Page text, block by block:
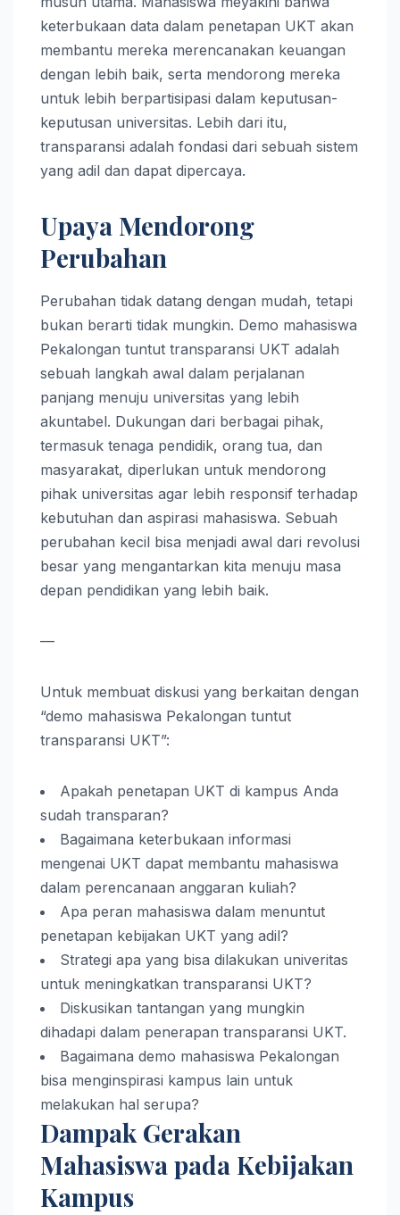
keterbukaan data dalam penetapan UKT akan
membantu mereka merencanakan keuangan
dengan lebih baik, serta mendorong mereka
untuk lebih berpartisipasi dalam keputusan-
keputusan universitas. Lebih dari itu,
transparansi adalah fondasi dari sebuah sistem
yang adil dan dapat dipercaya.
Upaya Mendorong
Perubahan
Perubahan tidak datang dengan mudah, tetapi
bukan berarti tidak mungkin. Demo mahasiswa
Pekalongan tuntut transparansi UKT adalah
sebuah langkah awal dalam perjalanan
panjang menuju universitas yang lebih
akuntabel. Dukungan dari berbagai pihak,
termasuk tenaga pendidik, orang tua, dan
masyarakat, diperlukan untuk mendorong
pihak universitas agar lebih responsif terhadap
kebutuhan dan aspirasi mahasiswa. Sebuah
perubahan kecil bisa menjadi awal dari revolusi
besar yang mengantarkan kita menuju masa
depan pendidikan yang lebih baik.
—
Untuk membuat diskusi yang berkaitan dengan
“demo mahasiswa Pekalongan tuntut
transparansi UKT”:
Apakah penetapan UKT di kampus Anda
sudah transparan?
Bagaimana keterbukaan informasi
mengenai UKT dapat membantu mahasiswa
dalam perencanaan anggaran kuliah?
Apa peran mahasiswa dalam menuntut
penetapan kebijakan UKT yang adil?
Strategi apa yang bisa dilakukan univeritas
untuk meningkatkan transparansi UKT?
Diskusikan tantangan yang mungkin
dihadapi dalam penerapan transparansi UKT.
Bagaimana demo mahasiswa Pekalongan
bisa menginspirasi kampus lain untuk
melakukan hal serupa?
Dampak Gerakan
Mahasiswa pada Kebijakan
Kampus